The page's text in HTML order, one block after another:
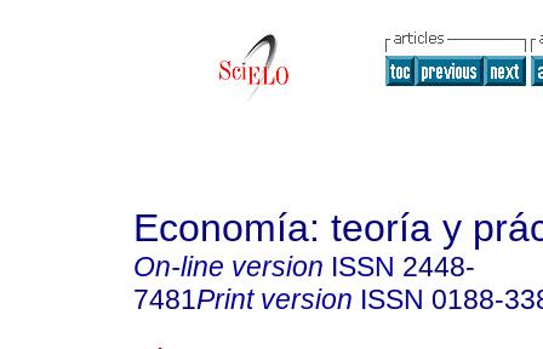
Economía: teoría y
On-line version ISSN 2448-
7481Print version ISSN 0188-